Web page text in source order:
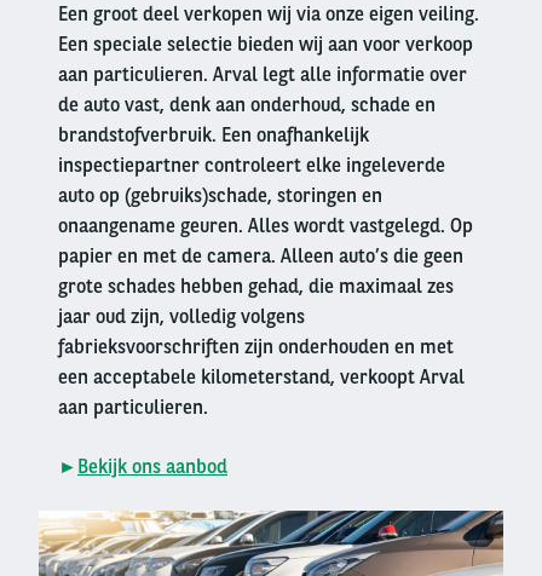
Een groot deel verkopen wij via onze eigen veiling.
Een speciale selectie bieden wij aan voor verkoop
aan particulieren. Arval legt alle informatie over
de auto vast, denk aan onderhoud, schade en
brandstofverbruik. Een onafhankelijk
inspectiepartner controleert elke ingeleverde
auto op (gebruiks)schade, storingen en
onaangename geuren. Alles wordt vastgelegd. Op
papier en met de camera. Alleen auto’s die geen
grote schades hebben gehad, die maximaal zes
jaar oud zijn, volledig volgens
fabrieksvoorschriften zijn onderhouden en met
een acceptabele kilometerstand, verkoopt Arval
aan particulieren.
► Bekijk ons aanbod
Right
column